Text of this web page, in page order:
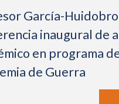
García-
inaugural de
en programa
de Guerra